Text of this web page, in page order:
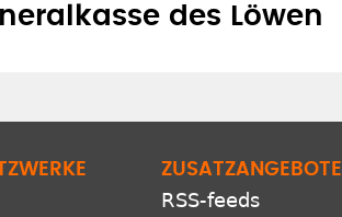
des Löwen
ZUSATZANGEBOTE
RSS-feeds